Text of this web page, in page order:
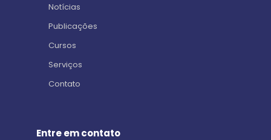
Notícias
Publicações
Cursos
Serviços
Contato
Entre em contato